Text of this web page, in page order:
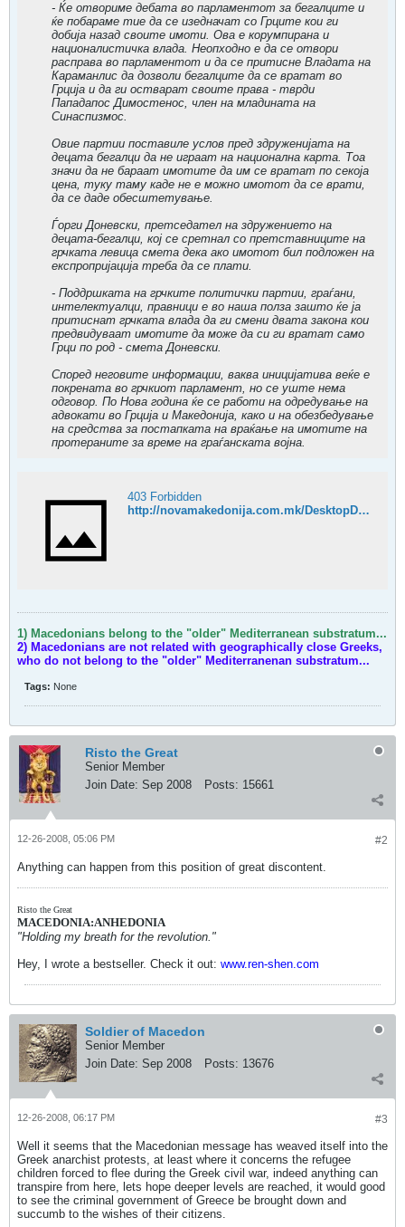
- Ќе отвориме дебата во парламентот за бегалците и
ќе побараме тие да се изедначат со Грците кои ги
добија назад своите имоти. Ова е корумпирана и
националистичка влада. Неопходно е да се отвори
расправа во парламентот и да се притисне Владата на
Караманлис да дозволи бегалците да се вратат во
Грција и да ги остварат своите права - тврди
Пападапос Димостенос, член на младината на
Синаспизмос.
Овие партии поставиле услов пред здруженијата на
децата бегалци да не играат на национална карта. Тоа
значи да не бараат имотите да им се вратат по секоја
цена, туку таму каде не е можно имотот да се врати,
да се даде обесштетување.
Ѓорги Доневски, претседател на здружението на
децата-бегалци, кој се сретнал со претставниците на
грчката левица смета дека ако имотот бил подложен на
експропријација треба да се плати.
- Поддршката на грчките политички партии, граѓани,
интелектуалци, правници е во наша полза зашто ќе ја
притиснат грчката влада да ги смени двата закона кои
предвидуваат имотите да може да си ги вратат само
Грци по род - смета Доневски.
Според неговите информации, ваква иницијатива веќе е
покрената во грчкиот парламент, но се уште нема
одговор. По Нова година ќе се работи на одредување на
адвокати во Грција и Македонија, како и на обезбедување
на средства за постапката на враќање на имотите на
протераните за време на граѓанската војна.
403 Forbidden
http://novamakedonija.com.mk/DesktopDefault.aspx?tabindex=0&tabid=2&fCat=1&top=1&EditionID=274&ArticleID=14517
1) Macedonians belong to the "older" Mediterranean substratum...
2) Macedonians are not related with geographically close Greeks,
who do not belong to the "older" Mediterranenan substratum...
Tags: None
Risto the Great
Senior Member
Join Date: Sep 2008 Posts: 15661
#2
12-26-2008, 05:06 PM
Anything can happen from this position of great discontent.
Risto the Great
MACEDONIA:ANHEDONIA
"Holding my breath for the revolution."
Hey, I wrote a bestseller. Check it out: www.ren-shen.com
Soldier of Macedon
Senior Member
Join Date: Sep 2008 Posts: 13676
#3
12-26-2008, 06:17 PM
Well it seems that the Macedonian message has weaved itself into the
Greek anarchist protests, at least where it concerns the refugee
children forced to flee during the Greek civil war, indeed anything can
transpire from here, lets hope deeper levels are reached, it would good
to see the criminal government of Greece be brought down and
succumb to the wishes of their citizens.